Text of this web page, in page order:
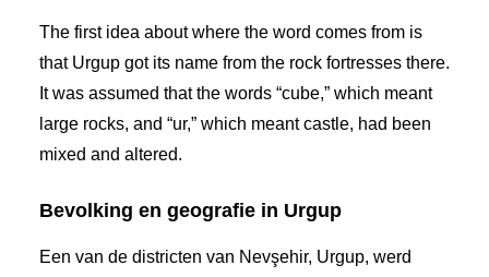
The first idea about where the word comes from is
that Urgup got its name from the rock fortresses there.
It was assumed that the words “cube,” which meant
large rocks, and “ur,” which meant castle, had been
mixed and altered.
Bevolking en geografie in Urgup
Een van de districten van Nevşehir, Urgup, werd